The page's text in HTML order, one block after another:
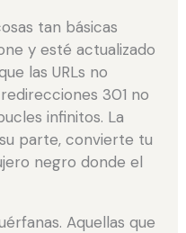
tan básicas
y esté actualizado
las URLs no
301 no
infinitos. La
parte, convierte tu
negro donde el
Aquellas que